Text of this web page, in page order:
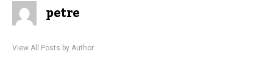
petre
View All Posts by Author